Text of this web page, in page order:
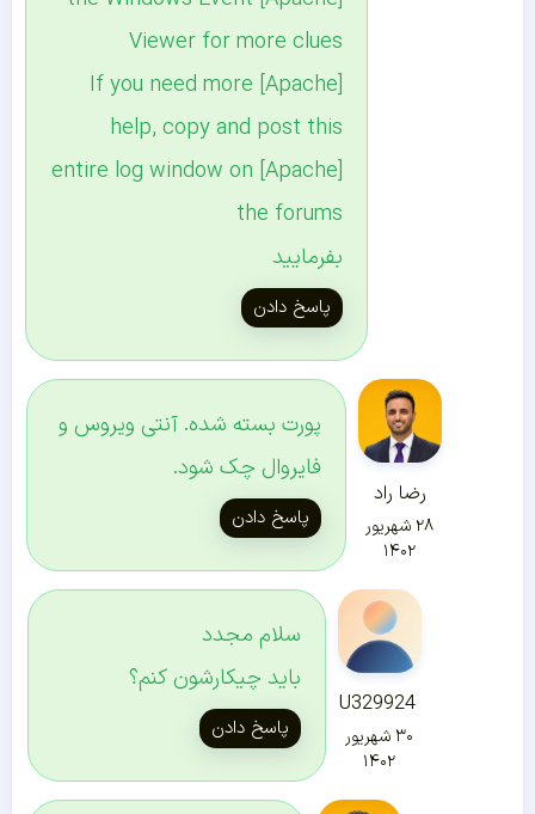
Viewer for more clues
[Apache] If you need more
help, copy and post this
[Apache] entire log window on
the forums
بفرمایید
پاسخ دادن
رضا راد
۲۸ شهریور
۱۴۰۲
پورت بسته شده. آنتی ویروس و
فایروال چک شود.
پاسخ دادن
U329924
۳۰ شهریور
۱۴۰۲
سلام مجدد
باید چیکارشون کنم؟
پاسخ دادن